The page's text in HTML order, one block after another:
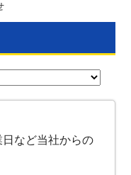
など当社からの